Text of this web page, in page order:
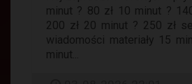
minut ? 80 zł 10 minut ?
200 zł 20 minut ? 250 zł
wiadomości materiały 15
minut...